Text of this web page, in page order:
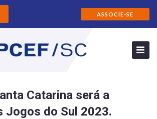
ASSOCIE-SE
Catarina será a
Jogos do Sul 2023.